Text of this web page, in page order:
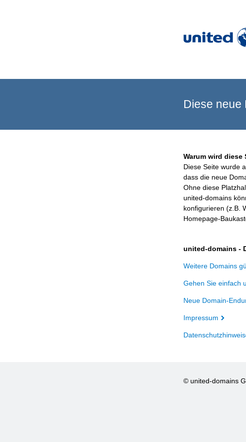
Diese neue
Warum wird diese
Diese Seite wurde
dass die neue
Ohne diese
united-domains
konfigurieren (z.B.
Homepage-
united-domains -
Weitere Domains
Gehen Sie einfach
Neue Domain-
Impressum
© united-domains